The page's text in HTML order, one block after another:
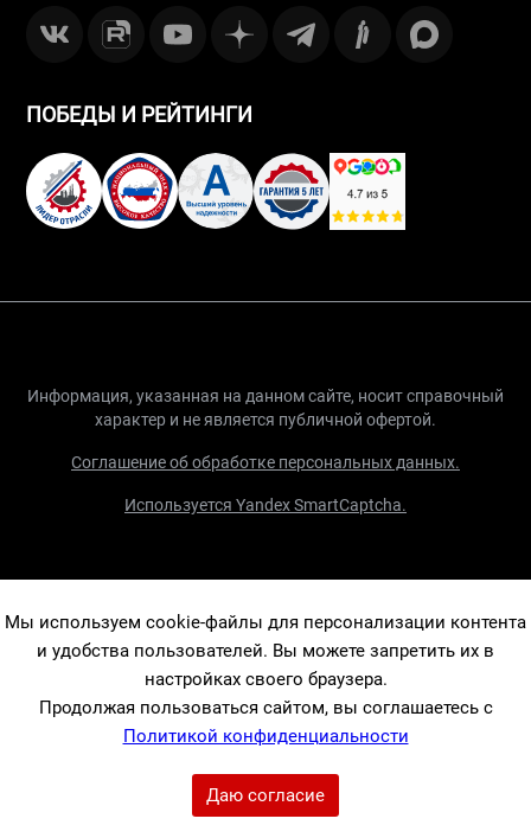
ПОБЕДЫ И РЕЙТИНГИ
Информация, указанная на данном сайте, носит справочный
характер и не является публичной офертой.
Соглашение об обработке персональных данных.
Используется Yandex SmartCaptcha.
Мы используем cookie-файлы для персонализации контента
и удобства пользователей. Вы можете запретить их в
настройках своего браузера.
Продолжая пользоваться сайтом, вы соглашаетесь с
Политикой конфиденциальности
Даю согласие